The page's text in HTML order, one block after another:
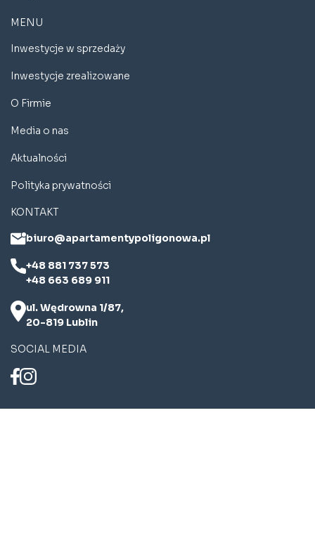
MENU
Inwestycje w sprzedaży
Inwestycje zrealizowane
O Firmie
Media o nas
Aktualności
Polityka prywatności
KONTAKT
biuro@apartamentypoligonowa.pl
+48 881 737 573
+48 663 689 911
ul. Wędrowna 1/87,
20-819 Lublin
SOCIAL MEDIA